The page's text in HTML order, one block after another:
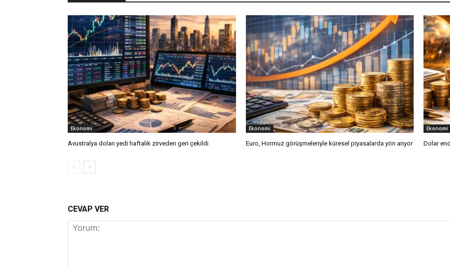
Ekonomi
Avustralya doları yedi haftalık zirveden geri çekildi
Ekonomi
Euro, Hormuz görüşmeleriyle küresel piyasalarda yön arıyor
Ekonomi
Dolar
CEVAP VER